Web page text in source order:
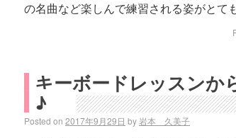
の名曲など楽しんで練習される姿がとて
キーボードレッスンか
♪
Posted on 2017年9月29日 by 岩本 久美子